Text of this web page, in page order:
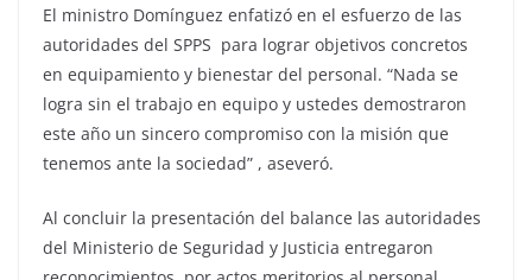
El ministro Domínguez enfatizó en el esfuerzo de las
autoridades del SPPS para lograr objetivos concretos
en equipamiento y bienestar del personal. “Nada se
logra sin el trabajo en equipo y ustedes demostraron
este año un sincero compromiso con la misión que
tenemos ante la sociedad” , aseveró.
Al concluir la presentación del balance las autoridades
del Ministerio de Seguridad y Justicia entregaron